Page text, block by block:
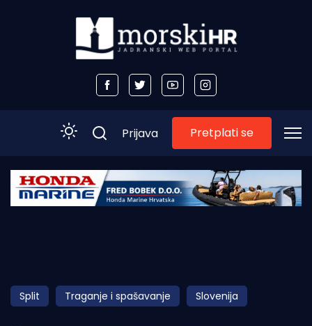
Početna
Obala
Otoci
Prijava Pretplati se
Split Traganje i spašavanje Slovenija